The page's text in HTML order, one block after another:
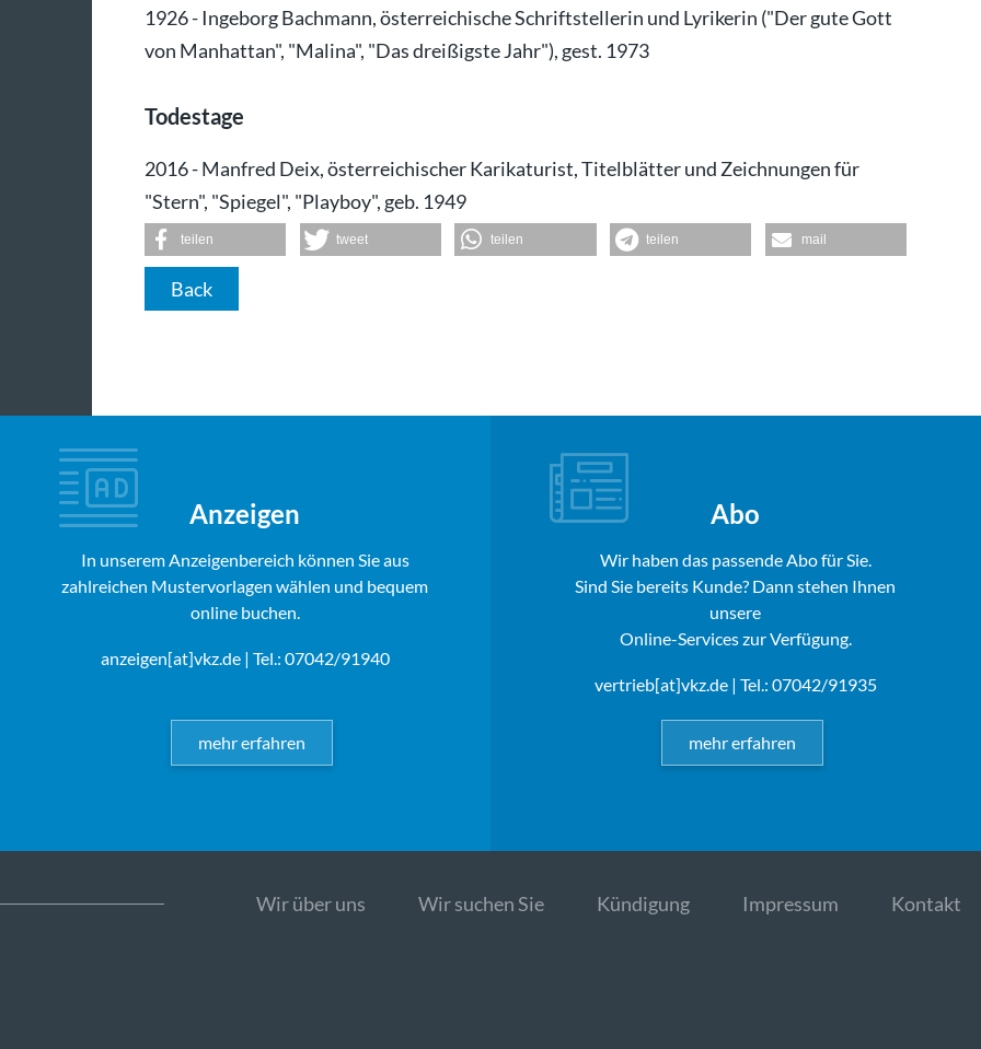
1926 - Ingeborg Bachmann, österreichische Schriftstellerin und Lyrikerin ("Der gute Gott
von Manhattan", "Malina", "Das dreißigste Jahr"), gest. 1973
Todestage
2016 - Manfred Deix, österreichischer Karikaturist, Titelblätter und Zeichnungen für
"Stern", "Spiegel", "Playboy", geb. 1949
teilen tweet teilen teilen mail
Back
Anzeigen
In unserem Anzeigenbereich können Sie aus
zahlreichen Mustervorlagen wählen und bequem
online buchen.
anzeigen[at]vkz.de| Tel.: 07042/91940
mehr erfahren
Abo
Wir haben das passende Abo für Sie.
Sind Sie bereits Kunde? Dann stehen Ihnen
unsere
Online-Services zur Verfügung.
vertrieb[at]vkz.de| Tel.: 07042/91935
mehr erfahren
Wir über uns Wir suchen Sie Kündigung Impressum Kontakt